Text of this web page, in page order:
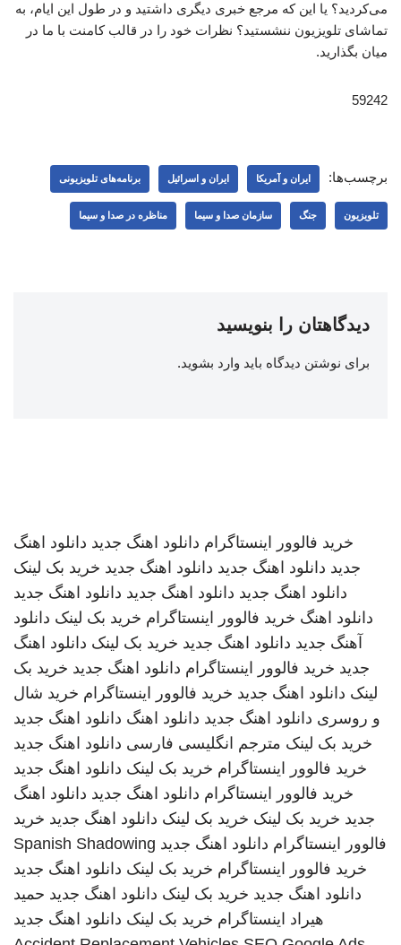
می‌کردید؟ یا این که مرجع خبری دیگری داشتید و در طول این ایام، به
تماشای تلویزیون ننشستید؟ نظرات خود را در قالب کامنت با ما در
میان بگذارید.
59242
برچسب‌ها: ایران و آمریکا ایران و اسرائیل برنامه‌های تلویزیونی
تلویزیون جنگ سازمان صدا و سیما مناظره در صدا و سیما
دیدگاهتان را بنویسید
برای نوشتن دیدگاه باید وارد بشوید.
خرید فالوور اینستاگرام دانلود اهنگ جدید دانلود اهنگ
جدید دانلود اهنگ جدید دانلود اهنگ جدید خرید بک لینک
دانلود اهنگ جدید دانلود اهنگ جدید دانلود اهنگ جدید
دانلود اهنگ خرید فالوور اینستاگرام خرید بک لینک دانلود
آهنگ جدید دانلود اهنگ جدید خرید بک لینک دانلود اهنگ
جدید خرید فالوور اینستاگرام دانلود اهنگ جدید خرید بک
لینک دانلود اهنگ جدید خرید فالوور اینستاگرام خرید شال
و روسری دانلود اهنگ جدید دانلود اهنگ دانلود اهنگ جدید
خرید بک لینک مترجم انگلیسی فارسی دانلود اهنگ جدید
خرید فالوور اینستاگرام خرید بک لینک دانلود اهنگ جدید
خرید فالوور اینستاگرام دانلود اهنگ جدید دانلود اهنگ
جدید خرید بک لینک خرید بک لینک دانلود اهنگ جدید خرید
فالوور اینستاگرام دانلود اهنگ جدید Spanish Shadowing
خرید فالوور اینستاگرام خرید بک لینک دانلود اهنگ جدید
دانلود اهنگ جدید خرید بک لینک دانلود اهنگ جدید حمید
هیراد اینستاگرام خرید بک لینک دانلود اهنگ جدید